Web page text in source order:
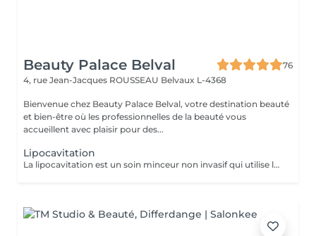
Beauty Palace Belval
76
4, rue Jean-Jacques ROUSSEAU Belvaux L-4368
Bienvenue chez Beauty Palace Belval, votre destination beauté
et bien-être où les professionnelles de la beauté vous
accueillent avec plaisir pour des...
Lipocavitation
La lipocavitation est un soin minceur non invasif qui utilise les Ultrasons pour cibler les cellules graisseuses localisées. Les ondes créent de petites bulles qui désagrègent la membrane des adipocytes (cellules graisseuses). La graisse libérée est ensuite naturellement éliminée par le système lymphatique et urinaire. objectifs: affiner la silhouette, réduire l'aspect de la cellulite, lisser la peau et perdre quelques centimètres sur les zones ciblées (ventres, cuisses, hanches, bras...) Recommandations: boire beaucoup d'eau avant et après la séance pour faciliter l'élimination, et idéalement combiner le soin avec une bonne hygiène de vie (alimentation équilibrée et activité physique).